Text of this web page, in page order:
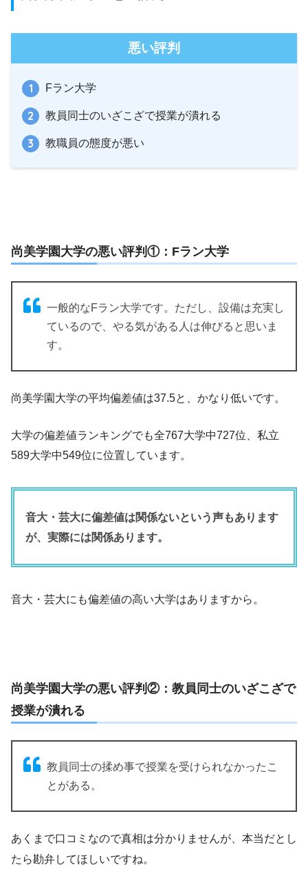
悪い評判
Fラン大学
教員同士のいざこざで授業が潰れる
教職員の態度が悪い
尚美学園大学の悪い評判①：Fラン大学
一般的なFラン大学です。ただし、設備は充実し
ているので、やる気がある人は伸びると思いま
す。
尚美学園大学の平均偏差値は37.5と、かなり低いです。
大学の偏差値ランキングでも全767大学中727位、私立
589大学中549位に位置しています。
音大・芸大に偏差値は関係ないという声もあります
が、実際には関係あります。
音大・芸大にも偏差値の高い大学はありますから。
尚美学園大学の悪い評判②：教員同士のいざこざで
授業が潰れる
教員同士の揉め事で授業を受けられなかったこ
とがある。
あくまで口コミなので真相は分かりませんが、本当だとし
たら勘弁してほしいですね。